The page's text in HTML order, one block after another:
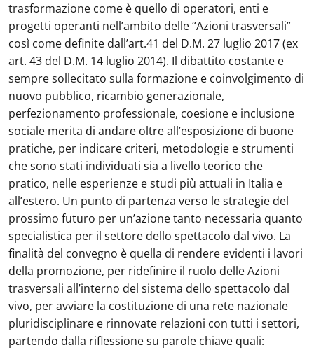
trasformazione come è quello di operatori, enti e
progetti operanti nell’ambito delle “Azioni trasversali”
così come definite dall’art.41 del D.M. 27 luglio 2017 (ex
art. 43 del D.M. 14 luglio 2014). Il dibattito costante e
sempre sollecitato sulla formazione e coinvolgimento di
nuovo pubblico, ricambio generazionale,
perfezionamento professionale, coesione e inclusione
sociale merita di andare oltre all’esposizione di buone
pratiche, per indicare criteri, metodologie e strumenti
che sono stati individuati sia a livello teorico che
pratico, nelle esperienze e studi più attuali in Italia e
all’estero. Un punto di partenza verso le strategie del
prossimo futuro per un’azione tanto necessaria quanto
specialistica per il settore dello spettacolo dal vivo. La
finalità del convegno è quella di rendere evidenti i lavori
della promozione, per ridefinire il ruolo delle Azioni
trasversali all’interno del sistema dello spettacolo dal
vivo, per avviare la costituzione di una rete nazionale
pluridisciplinare e rinnovate relazioni con tutti i settori,
partendo dalla riflessione su parole chiave quali: